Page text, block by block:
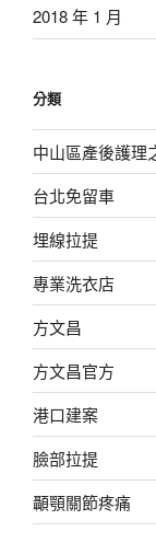
2018 年 1 月
分類
中山區產後護理
台北免留車
埋線拉提
專業洗衣店
方文昌
方文昌官方
港口建案
臉部拉提
顳顎關節疼痛